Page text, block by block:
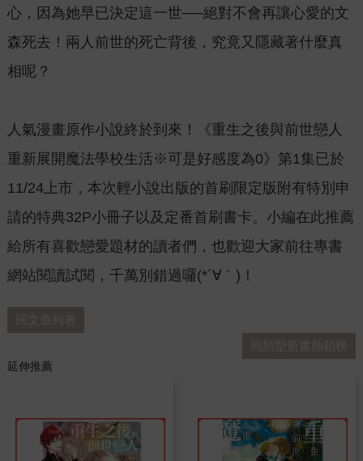
心，因為她早已決定這一世──絕對不會再讓心愛的文
森死去！兩人前世的死亡背後，究竟又隱藏著什麼真
相呢？
人氣漫畫原作小說終於到來！《重生之後與前世戀人
重新展開魔法學校生活※可是好感度為0》第1集已於
11/24上市，本次輕小說出版的首刷限定版附有特別申
請的特典32P小冊子以及定番首刷書卡。小編在此推薦
給所有喜歡戀愛題材的讀者們，也歡迎大家前往專書
網站閱讀試閱，千萬別錯過囉(*´∀｀)！
回文章列表
同類型新書熱銷榜
延伸推薦